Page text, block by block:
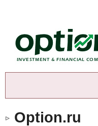
Option.ru